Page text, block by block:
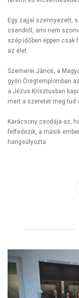
Egy zajjal szennyezett,
csendről, ami nem
szép időben éppen csak
az élet.
Szemerei János, a
győri Öregtemplomban
a Jézus Krisztusban
mert a szeretet meg tud
Karácsony csodája az,
felfedezik, a másik
hangsúlyozta.